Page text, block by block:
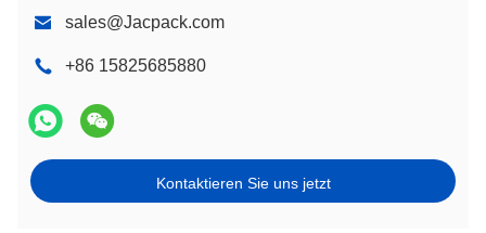
sales@Jacpack.com
+86 15825685880
Kontaktieren Sie uns jetzt